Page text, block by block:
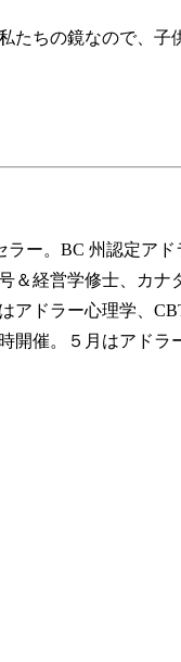
ちの鏡なので、子
ラー。BC 州認定ア
＆経営学修士、カ
アドラー心理学、
開催。５月はアド